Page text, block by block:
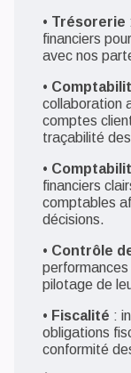
• Trésorerie
financiers
avec nos
•
collaboration
comptes
traçabilité
•
financiers
comptables
décisions.
• Contrôle
pilotage de
• Fiscalité :
obligations
conformité